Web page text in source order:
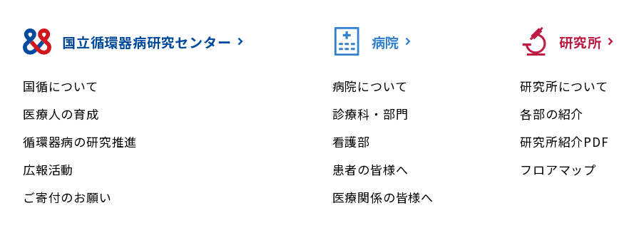
国立循環器病研究センター
国循について
医療人の育成
循環器病の研究推進
広報活動
ご寄付のお願い
病院
病院について
診療科・部門
看護部
患者の皆様へ
医療関係の皆様へ
研究所
研究所について
各部の紹介
研究所紹介PDF
フロアマップ